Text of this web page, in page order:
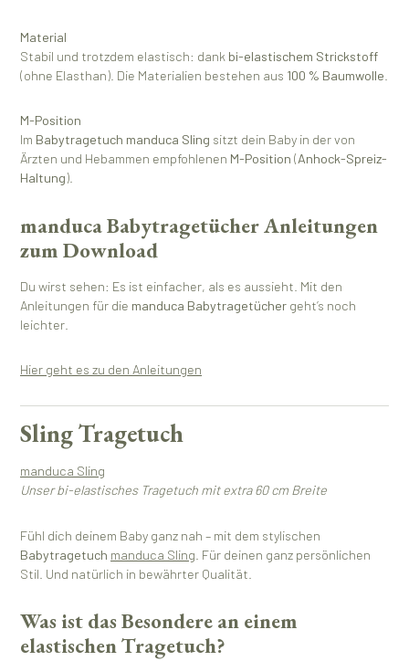
Material
Stabil und trotzdem elastisch: dank bi-elastischem Strickstoff
(ohne Elasthan). Die Materialien bestehen aus 100 % Baumwolle
M-Position
Im Babytragetuch manduca Sling sitzt dein Baby in der von
Ärzten und Hebammen empfohlenen M-Position (Anhock-Spreiz-
Haltung).
manduca Babytragetücher Anleitungen
zum Download
Du wirst sehen: Es ist einfacher, als es aussieht. Mit den
Anleitungen für die manduca Babytragetücher geht’s noch
leichter.
Hier geht es zu den Anleitungen
Sling Tragetuch
manduca Sling
Unser bi-elastisches Tragetuch mit extra 60 cm Breite
Fühl dich deinem Baby ganz nah – mit dem stylischen
Babytragetuch manduca Sling . Für deinen ganz persönlichen
Stil. Und natürlich in bewährter Qualität.
Was ist das Besondere an einem
elastischen Tragetuch?